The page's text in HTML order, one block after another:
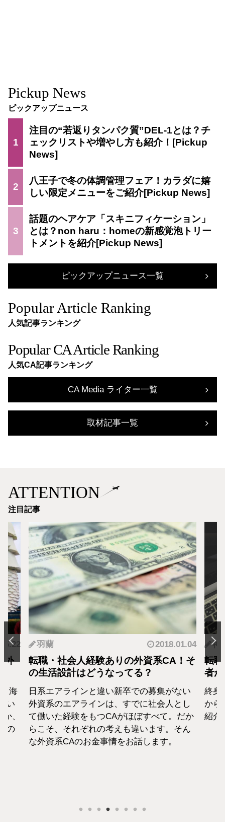
Pickup News
ピックアップニュース
1
注目の“若返りタンパク質”DEL-1とは？チ
ェックリストや増やし方も紹介！
2
八王子で冬の体調管理フェア！カラダに嬉
しい限定メニューをご紹介
3
話題のヘアケア「スキニフィケーション」
とは？non haru：homeの新感覚泡トリー
トメントを紹介
ピックアップニュース一覧
Popular Article Ranking
人気記事ランキング
Popular CA Article Ranking
人気CA記事ランキング
CA Media ライター一覧
取材記事一覧
ATTENTION
注目記事
2018.01.04
系CA！そ
募集がない
社会人とし
べて。だか
ます。そん
ます。
転職考えている？CAから転職した経
者が考える転職のメリット
終身雇用から転職が身近になった現代。
から転職した経験から、そのメリットを
紹介致します。